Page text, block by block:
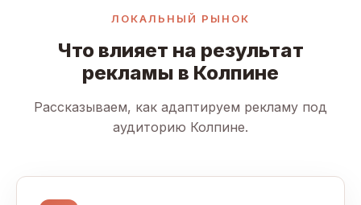
ЛОКАЛЬНЫЙ РЫНОК
Что влияет на результат
рекламы в Колпине
Рассказываем, как адаптируем рекламу под
аудиторию Колпине.